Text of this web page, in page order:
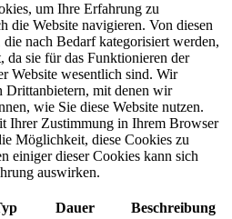
um Ihre Erfahrung zu
die Website navigieren. Von diesen
nach Bedarf kategorisiert werden,
da sie für das Funktionieren der
Website wesentlich sind. Wir
Drittanbietern, mit denen wir
wie Sie diese Website nutzen.
Ihrer Zustimmung in Ihrem Browser
Möglichkeit, diese Cookies zu
einiger dieser Cookies kann sich
auswirken.
Dauer Beschreibung